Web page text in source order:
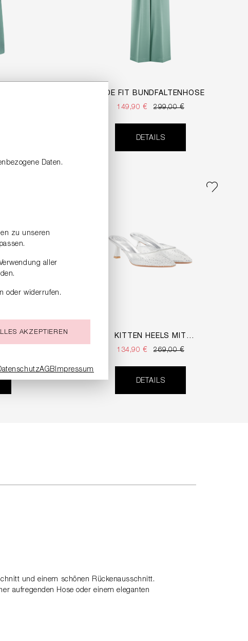
WIDE FIT BUNDFALTENHOSE
149,90 €
299,00 €
DETAILS
KITTEN HEELS MIT
STRASSBESATZ
134,90 € 269,00 €
DETAILS
und einem schönen Rückenausschnitt.
aufregenden Hose oder einem eleganten
Daten.
zu unseren
aller
oder widerrufen.
AKZEPTIEREN
AGBImpressum